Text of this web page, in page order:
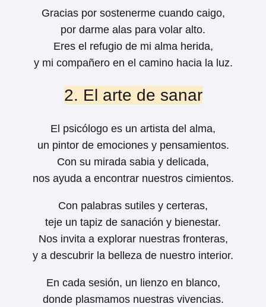
Gracias por sostenerme cuando caigo,
por darme alas para volar alto.
Eres el refugio de mi alma herida,
y mi compañero en el camino hacia la luz.
2. El arte de sanar
El psicólogo es un artista del alma,
un pintor de emociones y pensamientos.
Con su mirada sabia y delicada,
nos ayuda a encontrar nuestros cimientos.
Con palabras sutiles y certeras,
teje un tapiz de sanación y bienestar.
Nos invita a explorar nuestras fronteras,
y a descubrir la belleza de nuestro interior.
En cada sesión, un lienzo en blanco,
donde plasmamos nuestras vivencias.